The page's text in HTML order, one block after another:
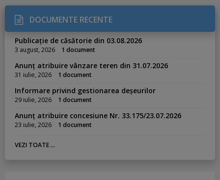
DOCUMENTE RECENTE
Publicație de căsătorie din 03.08.2026
3 august, 2026 1 document
Anunț atribuire vânzare teren din 31.07.2026
31 iulie, 2026 1 document
Informare privind gestionarea deșeurilor
29 iulie, 2026 1 document
Anunț atribuire concesiune Nr. 33.175/23.07.2026
23 iulie, 2026 1 document
VEZI TOATE ...